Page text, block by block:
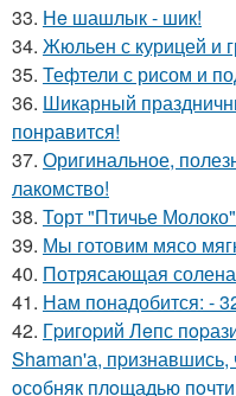
33. Нe шашлык - шик!
34. Жюльен с курицей и
35. Тефтели с рисом и
36. Шикарный
понравится!
37. Оригинальное,
лакомство!
38. Торт "Птичье
39. Мы готовим мясо
40. Потрясающая
41. Нам понадобится: -
42. Гpигopий Лeпс
Shaman'а,
oсoбняк плoщадью